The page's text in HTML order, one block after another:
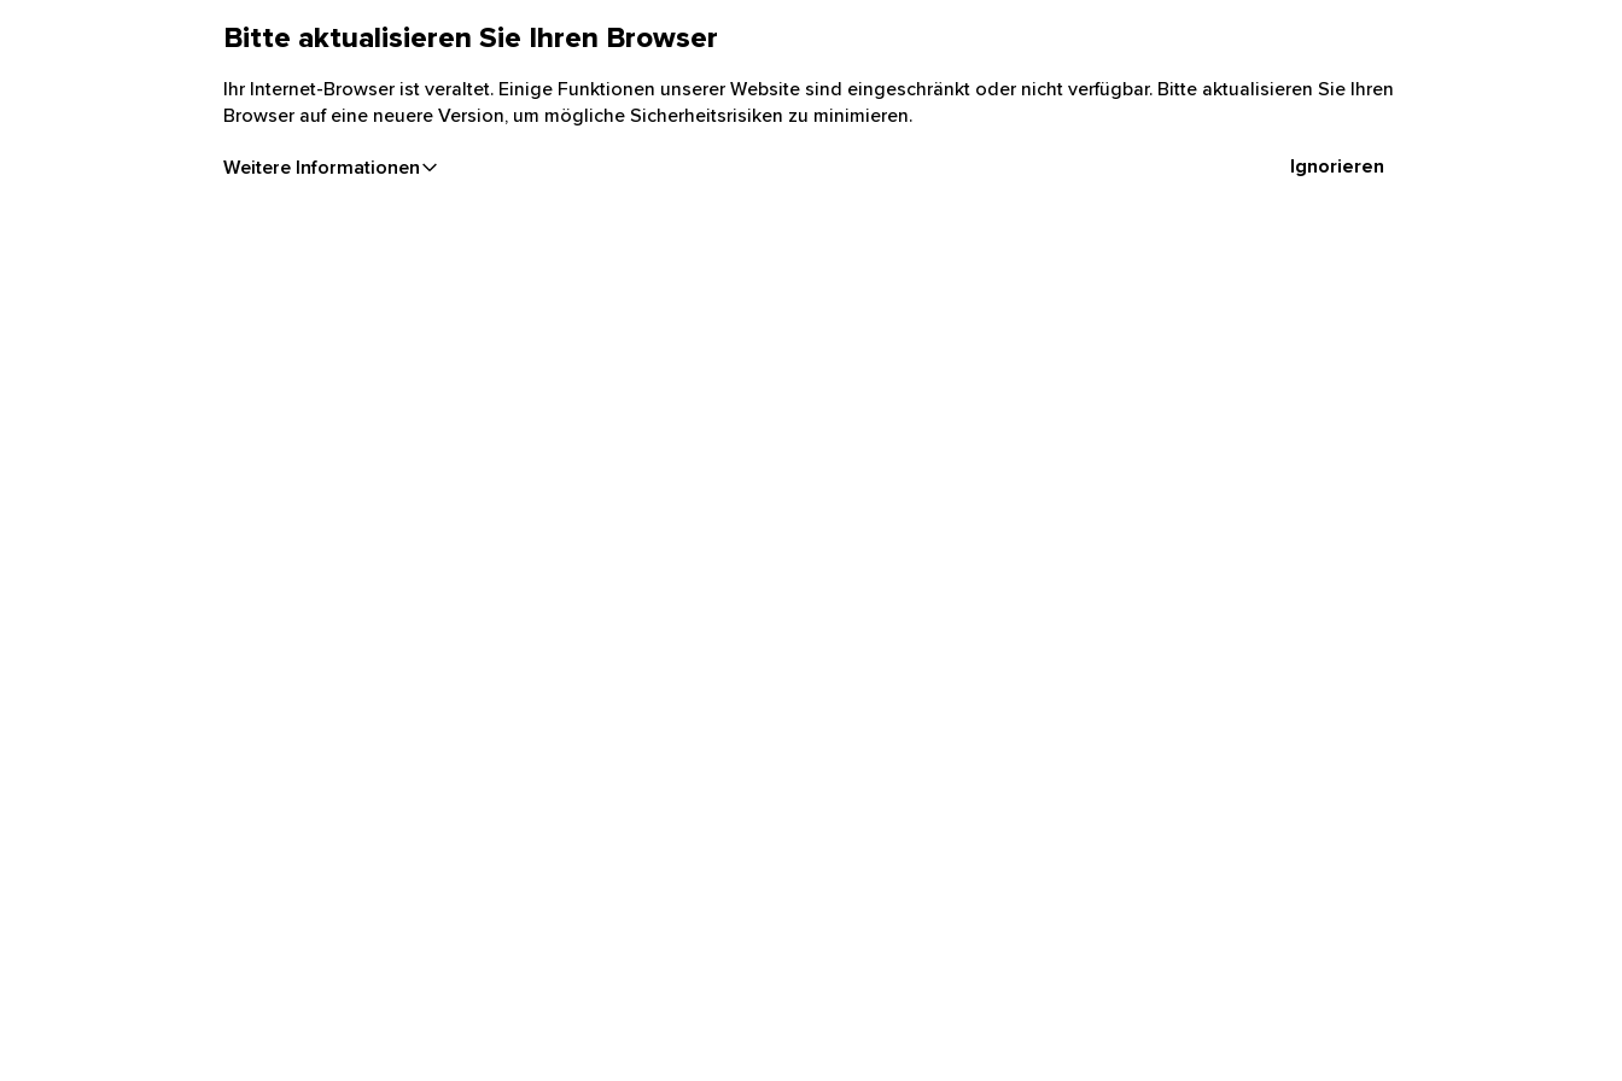
Bitte aktualisieren Sie Ihren Browser
Ihr Internet-Browser ist veraltet. Einige Funktionen unserer Website sind eingeschränkt oder nicht verfügbar. Bitte aktualisieren Sie Ihren
Browser auf eine neuere Version, um mögliche Sicherheitsrisiken zu minimieren.
Weitere Informationen Ignorieren